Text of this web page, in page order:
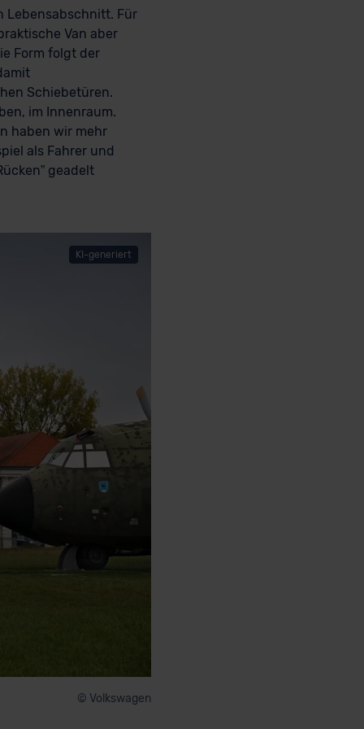
Lebensabschnitt. Für
Van aber
Form folgt der
Schiebetüren.
im Innenraum.
haben wir mehr
als Fahrer und
geadelt
KI-generiert
© Volkswagen